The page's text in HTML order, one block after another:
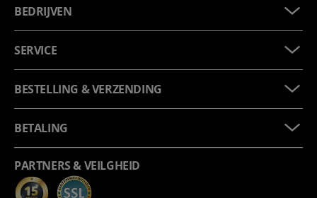
BEDRIJVEN
SERVICE
BESTELLING & VERZENDING
BETALING
PARTNERS & VEILGHEID